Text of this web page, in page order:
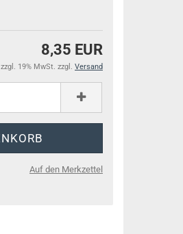
8,35 EUR
zzgl. 19% MwSt. zzgl. Versand
Auf den Merkzettel